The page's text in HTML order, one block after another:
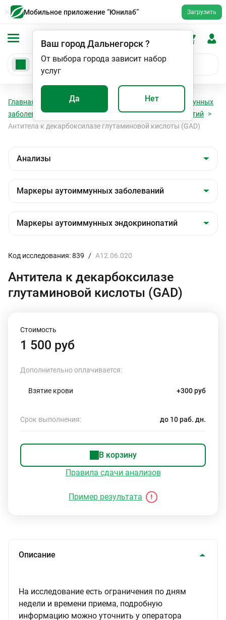
Мобильное приложение “Юнилаб” Загрузить
Ваш городДальнегорск?
От выбора города зависит набор
услуг
Да Нет
Главная Анализы
Маркеры аутоиммунных
заболеваний
Маркеры аутоиммунных эндокринопатий
Антитела к декарбоксилазе глутаминовой кислоты (GAD)
Код исследования: 839 / A12.06.020
Антитела к декарбоксилазе
глутаминовой кислоты (GAD)
Стоимость
1 500 руб
Дополнительно оплачивается:
Взятие крови +300 руб
Срок выполнения: до 10 раб. дн.
В корзину
Правила сдачи анализов
Пример результата
Описание
На исследование есть ограничения по дням
недели и времени приема, подробную
информацию можно уточнить у оператора